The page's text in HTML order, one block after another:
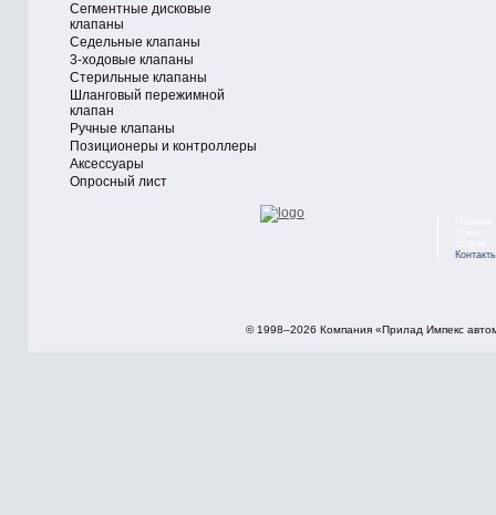
Сегментные дисковые
клапаны
Седельные клапаны
3-ходовые клапаны
Стерильные клапаны
Шланговый пережимной
клапан
Ручные клапаны
Позиционеры и контроллеры
Аксессуары
Опросный лист
© 1998–2026 Компания «Прилад Импекс
Контакты